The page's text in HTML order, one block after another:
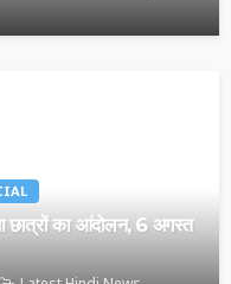
छात्रों का आंदोलन, 6 अगस्त